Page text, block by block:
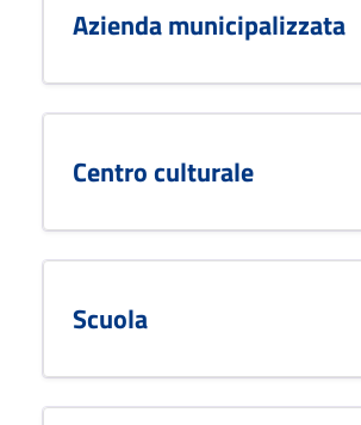
Azienda municipalizzata
Centro culturale
Scuola